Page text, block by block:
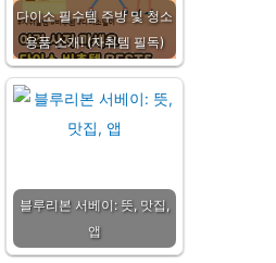
다이소 필수템 주방 및 청소
용품 소개! (자취템 필독)
블루리본 서베이: 뜻, 맛집,
앱